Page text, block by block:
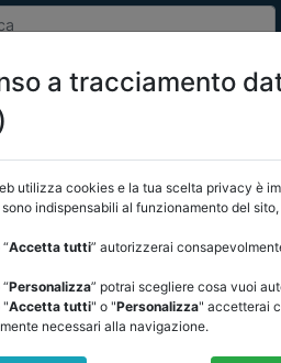
COMUNICAZIONI NOVITÀ
IL REGOLAMENTO DM 23/
a tracciamento
utilizza cookies e la tua scelta privacy è
indispensabili al funzionamento del
Accetta tutti” autorizzerai
Personalizza” potrai scegliere cosa vuoi
"Accetta tutti" o "Personalizza" accetterai
necessari alla navigazione.